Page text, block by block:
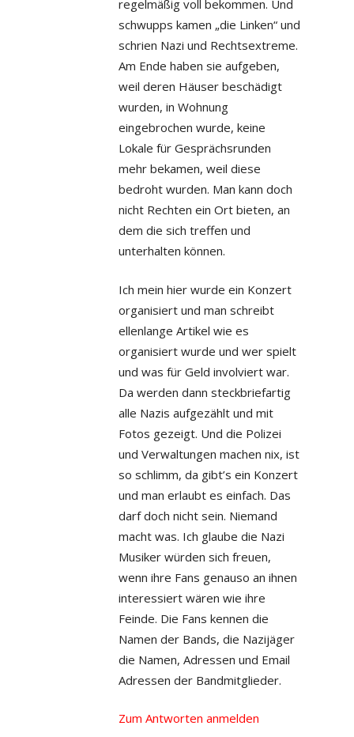
regelmäßig voll bekommen. Und
schwupps kamen „die Linken“ und
schrien Nazi und Rechtsextreme.
Am Ende haben sie aufgeben,
weil deren Häuser beschädigt
wurden, in Wohnung
eingebrochen wurde, keine
Lokale für Gesprächsrunden
mehr bekamen, weil diese
bedroht wurden. Man kann doch
nicht Rechten ein Ort bieten, an
dem die sich treffen und
unterhalten können.
Ich mein hier wurde ein Konzert
organisiert und man schreibt
ellenlange Artikel wie es
organisiert wurde und wer spielt
und was für Geld involviert war.
Da werden dann steckbriefartig
alle Nazis aufgezählt und mit
Fotos gezeigt. Und die Polizei
und Verwaltungen machen nix, ist
so schlimm, da gibt’s ein Konzert
und man erlaubt es einfach. Das
darf doch nicht sein. Niemand
macht was. Ich glaube die Nazi
Musiker würden sich freuen,
wenn ihre Fans genauso an ihnen
interessiert wären wie ihre
Feinde. Die Fans kennen die
Namen der Bands, die Nazijäger
die Namen, Adressen und Email
Adressen der Bandmitglieder.
Zum Antworten anmelden